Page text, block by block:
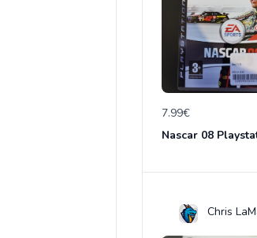
7.99€
Nascar 08
Chris